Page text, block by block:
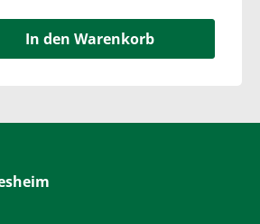
In den Warenkorb